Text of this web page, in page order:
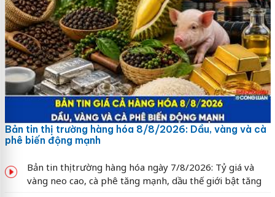
Bản tin thị trường hàng hóa 8/8/2026: Dầu, vàng và cà
phê biến động mạnh
Bản tin thị trường hàng hóa ngày 7/8/2026: Tỷ giá và
vàng neo cao, cà phê tăng mạnh, dầu thế giới bật tăng